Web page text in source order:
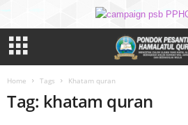
Home Tags Khatam quran
Tag: khatam quran